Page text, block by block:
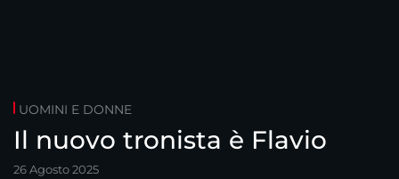
UOMINI E DONNE
Il nuovo tronista è Flavio
26 Agosto 2025